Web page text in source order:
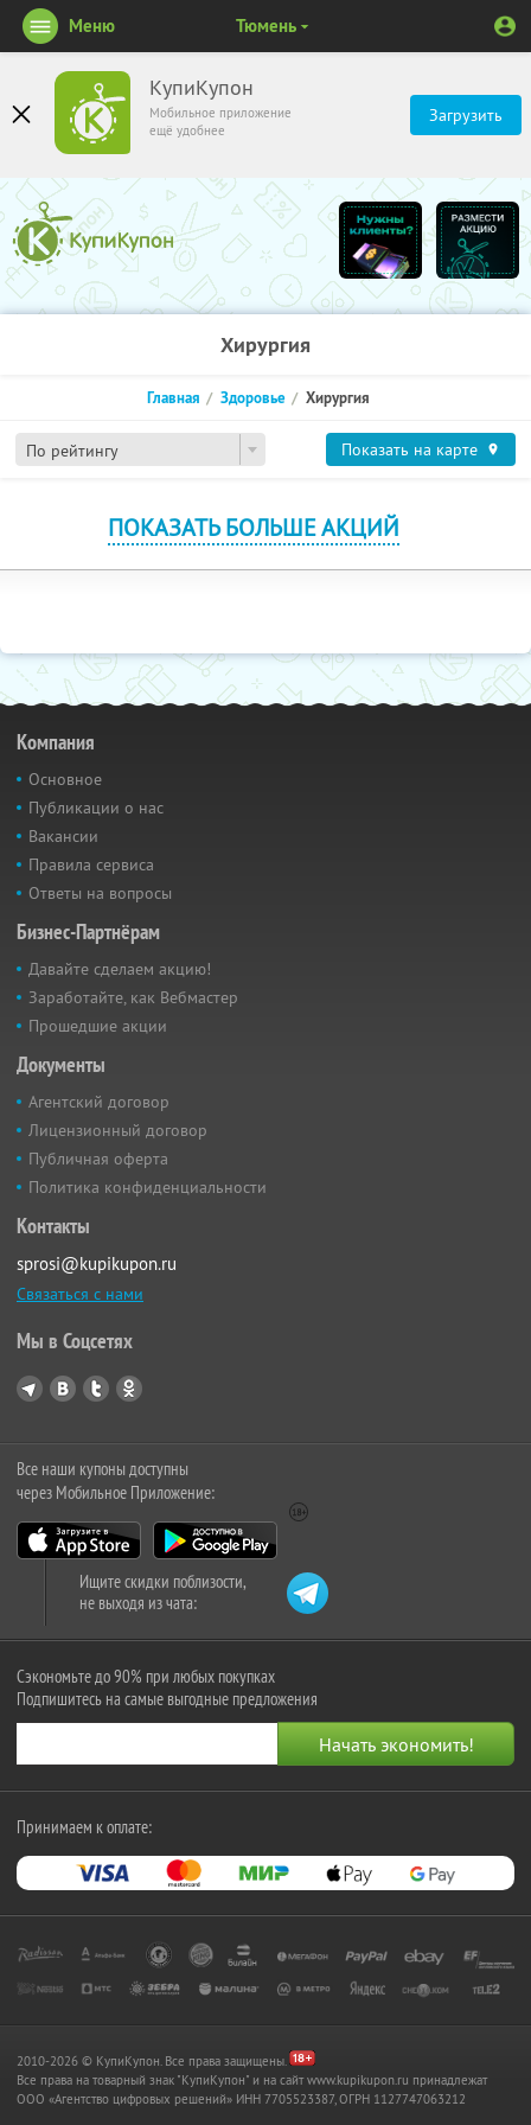
КупиКупон
Мобильное приложение
ещё удобнее
Загрузить
Меню Тюмень
Хирургия
По рейтингу
Главная Здоровье Хирургия
Показать на карте
ПОКАЗАТЬ БОЛЬШЕ АКЦИЙ
Компания
Основное
Публикации о нас
Вакансии
Правила сервиса
Ответы на вопросы
Бизнес-Партнёрам
Давайте сделаем акцию!
Заработайте, как Вебмастер
Прошедшие акции
Документы
Агентский договор
Лицензионный договор
Публичная оферта
Политика конфиденциальности
Контакты
sprosi@kupikupon.ru
Связаться с нами
Мы в Соцсетях
Все наши купоны доступны
через Мобильное Приложение:
Ищите скидки поблизости,
не выходя из чата:
Сэкономьте до 90% при любых покупках
Подпишитесь на самые выгодные предложения
Принимаем к оплате:
2010-2026 © КупиКупон. Все права защищены.
Все права на товарный знак "КупиКупон" и на сайт www.kupikupon.ru принадлежат
OOO «Агентство цифровых решений» ИНН 7705523387, ОГРН 1127747063212